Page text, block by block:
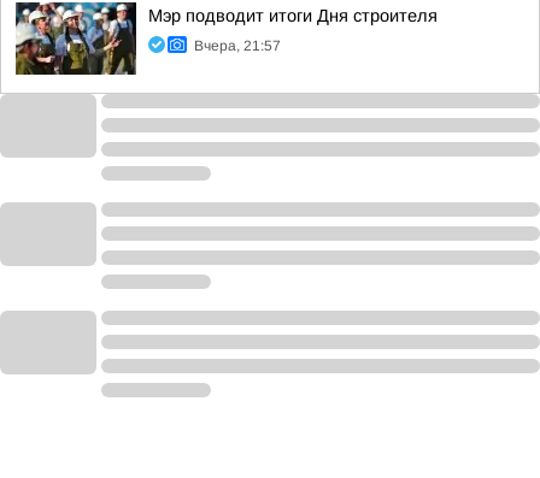
Мэр подводит итоги Дня строителя
Вчера, 21:57